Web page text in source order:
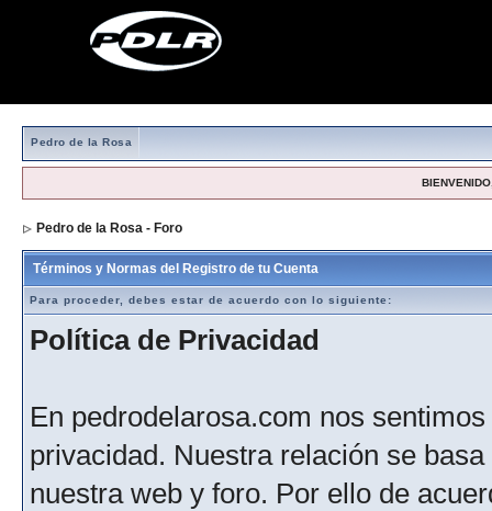
Pedro de la Rosa
Pedro de la Rosa - Foro
Términos y Normas del Registro de tu Cuenta
Para proceder, debes estar de acuerdo con lo siguiente:
Política de Privacidad
En pedrodelarosa.com nos
privacidad. Nuestra relación se
nuestra web y foro. Por ello de